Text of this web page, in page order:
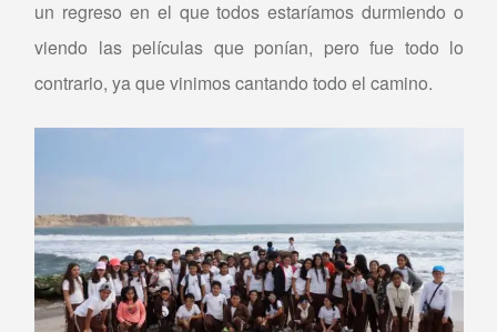
un regreso en el que todos estaríamos durmiendo o
viendo las películas que ponían, pero fue todo lo
contrario, ya que vinimos cantando todo el camino.